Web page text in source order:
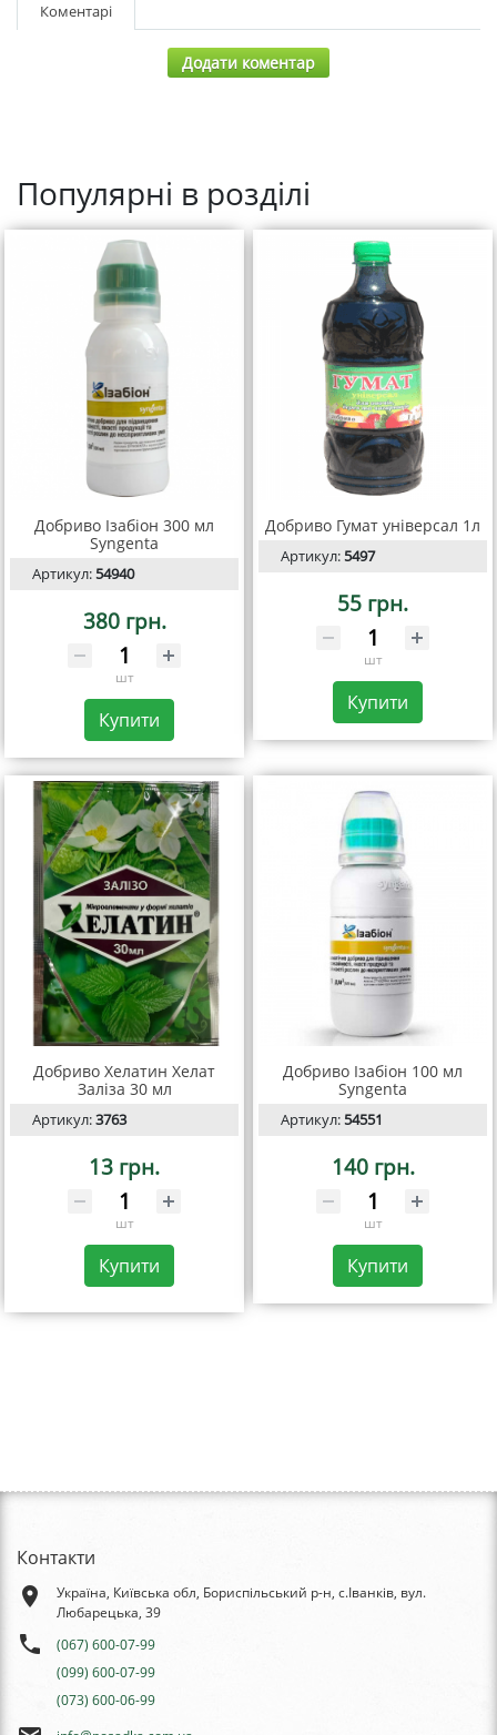
Коментарі
Додати коментар
Популярні в розділі
Добриво Ізабіон 300 мл
Syngenta
Артикул:54940
380 грн.
шт
Купити
Добриво Гумат універсал 1л
Артикул:5497
55 грн.
шт
Купити
Добриво Хелатин Хелат
Заліза 30 мл
Артикул:3763
13 грн.
шт
Купити
Добриво Ізабіон 100 мл
Syngenta
Артикул:54551
140 грн.
шт
Купити
Контакти
place
Україна, Київська обл, Бориспільський р-н, с.Іванків, вул.
Любарецька, 39
phone
(067) 600-07-99
(099) 600-07-99
(073) 600-06-99